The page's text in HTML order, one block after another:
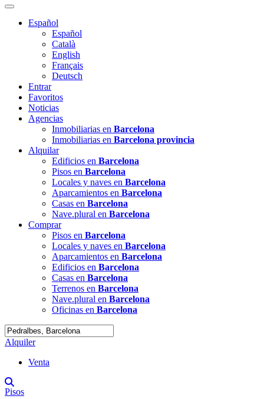
Español
Español
Català
English
Français
Deutsch
Entrar
Favoritos
Noticias
Agencias
Inmobiliarias en Barcelona
Inmobiliarias en Barcelona provincia
Alquilar
Edificios en Barcelona
Pisos en Barcelona
Locales y naves en Barcelona
Aparcamientos en Barcelona
Casas en Barcelona
Nave.plural en Barcelona
Comprar
Pisos en Barcelona
Locales y naves en Barcelona
Aparcamientos en Barcelona
Edificios en Barcelona
Casas en Barcelona
Terrenos en Barcelona
Nave.plural en Barcelona
Oficinas en Barcelona
Alquiler
Venta
Pisos